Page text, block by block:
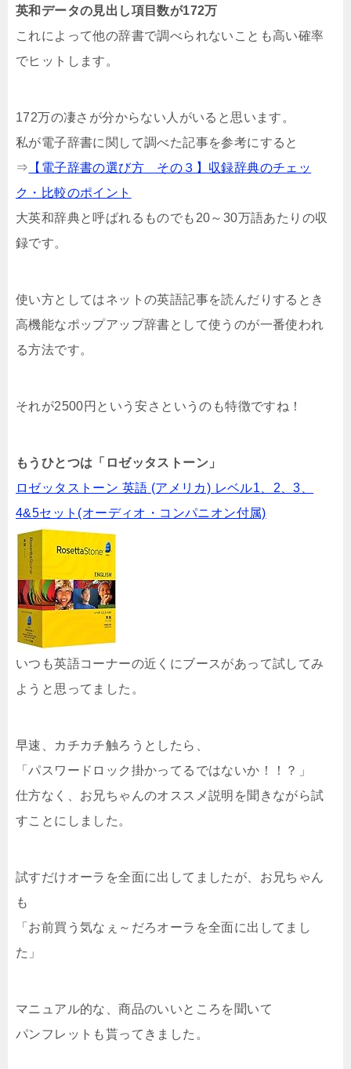
英和データの見出し項目数が172万
これによって他の辞書で調べられないことも高い確率
でヒットします。
172万の凄さが分からない人がいると思います。
私が電子辞書に関して調べた記事を参考にすると
⇒ 【電子辞書の選び方 その３】収録辞典のチェッ
ク・比較のポイント
大英和辞典と呼ばれるものでも20～30万語あたりの収
録です。
使い方としてはネットの英語記事を読んだりするとき
高機能なポップアップ辞書として使うのが一番使われ
る方法です。
それが2500円という安さというのも特徴ですね！
もうひとつは「ロゼッタストーン」
ロゼッタストーン 英語 (アメリカ) レベル1、2、3、
4&5セット(オーディオ・コンパニオン付属)
いつも英語コーナーの近くにブースがあって試してみ
ようと思ってました。
早速、カチカチ触ろうとしたら、
「パスワードロック掛かってるではないか！！？」
仕方なく、お兄ちゃんのオススメ説明を聞きながら試
すことにしました。
試すだけオーラを全面に出してましたが、お兄ちゃん
も
「お前買う気なぇ～だろオーラを全面に出してまし
た」
マニュアル的な、商品のいいところを聞いて
パンフレットも貰ってきました。